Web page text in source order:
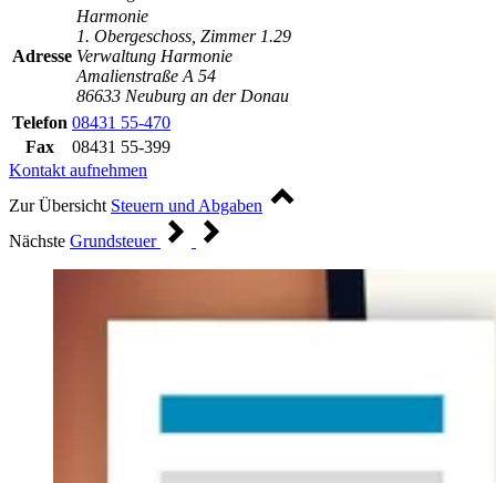
Adresse
Harmonie
1. Obergeschoss, Zimmer 1.29
Verwaltung Harmonie
Amalienstraße A 54
86633 Neuburg an der Donau
Telefon 08431 55-470
Fax
08431 55-399
Kontakt aufnehmen
Zur Übersicht Steuern und Abgaben
Nächste Grundsteuer